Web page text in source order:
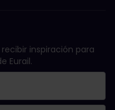
inspiración para
Eurail.